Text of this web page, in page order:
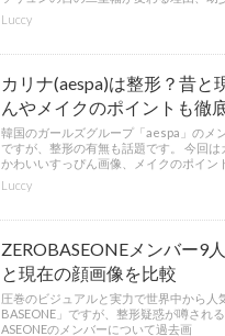
Luccy
カリナ(aespa)は整形？昔
んやメイクのポイントも徹
韓国のガールズグループ「aespa」のメ
ですが、整形の有無も話題です。 今回は
かわいいすっぴん画像、メイクのポイン
Luccy
ZEROBASEONEメンバー9
と現在の顔画像を比較
圧巻のビジュアルと実力で世界中から人
BASEONE」ですが、整形疑惑が噂され
ASEONEのメンバーについて過去画